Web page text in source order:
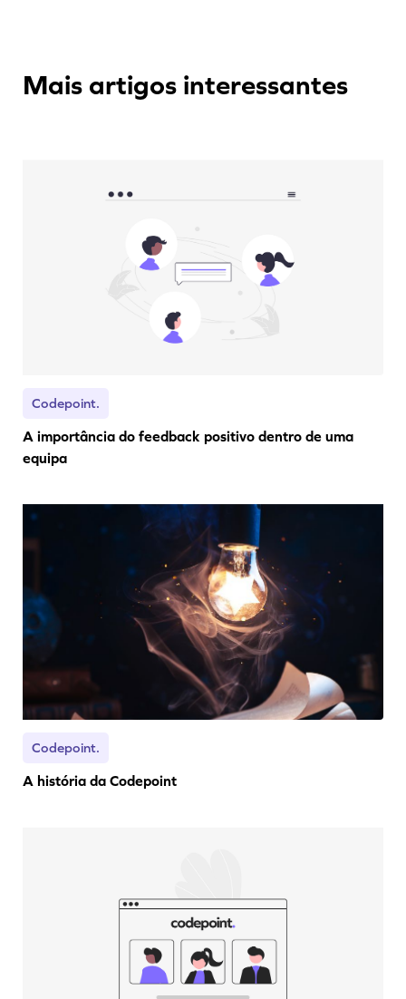
Mais artigos interessantes
Codepoint.
A importância do feedback positivo dentro de uma
equipa
Codepoint.
A história da Codepoint